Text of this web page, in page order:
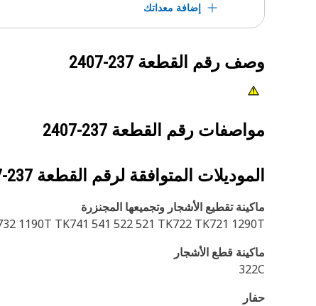
إضافة معداتك
وصف رقم القطعة 237-2407
مواصفات رقم القطعة 237-2407
الموديلات المتوافقة لرقم القطعة 237-2407
ماكينة تقطيع الأشجار وتجميعها المجنزرة
1190T TK741 541 522 521 TK722 TK721 1290T
ماكينة قطع الأشجار‬
322C
حفار